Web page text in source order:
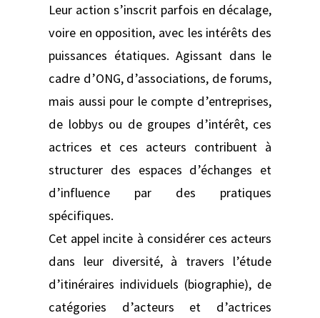
Leur action s’inscrit parfois en décalage,
voire en opposition, avec les intérêts des
puissances étatiques. Agissant dans le
cadre d’ONG, d’associations, de forums,
mais aussi pour le compte d’entreprises,
de lobbys ou de groupes d’intérêt, ces
actrices et ces acteurs contribuent à
structurer des espaces d’échanges et
d’influence par des pratiques
spécifiques.
Cet appel incite à considérer ces acteurs
dans leur diversité, à travers l’étude
d’itinéraires individuels (biographie), de
catégories d’acteurs et d’actrices